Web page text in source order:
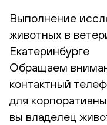
Выполнение
животных в
Екатеринбурге
Обращаем
контактный
для
вы владелец